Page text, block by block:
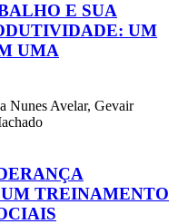
E SUA
UM
UMA
Nunes Avelar, Gevair
TREINAMENTO